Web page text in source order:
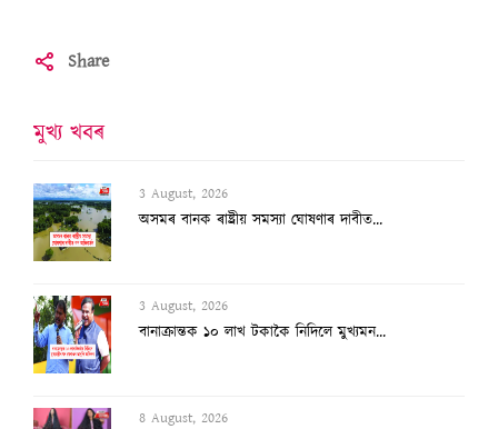
Share
মুখ্য খবৰ
3 August, 2026
বানাক্ৰান্তক ১০ লাখ টকাকৈ নিদিলে মুখ্যমন...
8 August, 2026
ভাৰততে আছে বিশ্বৰ আটাইতকৈ দীঘল চুলিৰ গৰা...
8 August, 2026